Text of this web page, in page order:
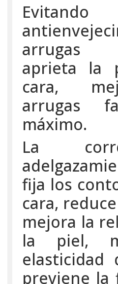
arrugas
aprieta la
cara,
arrugas
máximo.
La
fija los
cara,
mejora la
la piel,
elasticidad
previene la